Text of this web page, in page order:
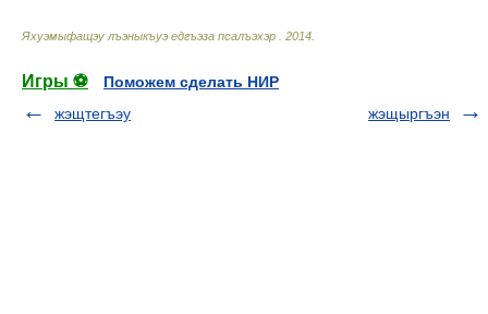
Яхуэмыфащэу лъэныкъуэ едгъэза псалъэхэр 2014
Игры ⚽
Поможем сделать НИР
жэщтегъэу
жэщыргъэн